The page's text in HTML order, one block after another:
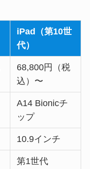
iPad（第10世
代）
68,800円（税
込）〜
A14 Bionicチ
ップ
10.9インチ
第1世代